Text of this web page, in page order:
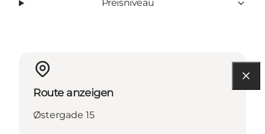
Preisniveau
Route anzeigen
Østergade 15